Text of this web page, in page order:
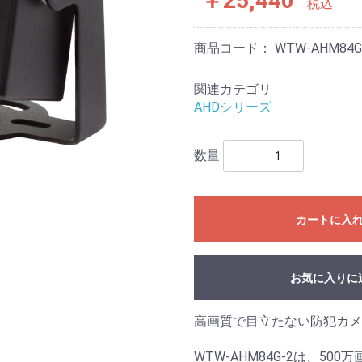
税込
商品コード： WTW-
関連カテゴリ
AHDシリーズ
数量
カートに入
お気に入りに
高画質で目立たない防犯カ
WTW-AHM84G-2は、500万